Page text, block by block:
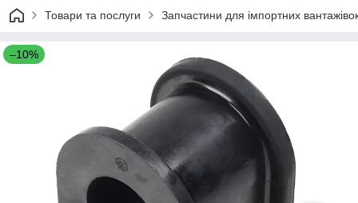
Товари та послуги Запчастини для імпортних
–10%